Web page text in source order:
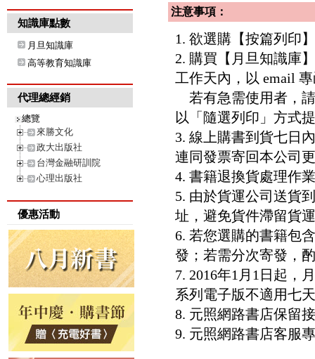
知識庫點數
月旦知識庫
高等教育知識庫
代理總經銷
總覽
來勝文化
政大出版社
台灣金融研訓院
心理出版社
優惠活動
注意事項：
1. 欲選購【按篇列印
2. 購買【月旦知識庫
工作天內，以 email
若有急需使用者，請
以「隨選列印」方式
3. 線上購書到貨七日
連同發票寄回本公司
4. 書籍退換貨處理作
5. 由於貨運公司送貨
址，避免貨件滯留貨
6. 若您選購的書籍包
發；若需分次寄發，
7. 2016年1月1日起，
系列電子版不適用七
8. 元照網路書店保留
9. 元照網路書店客服